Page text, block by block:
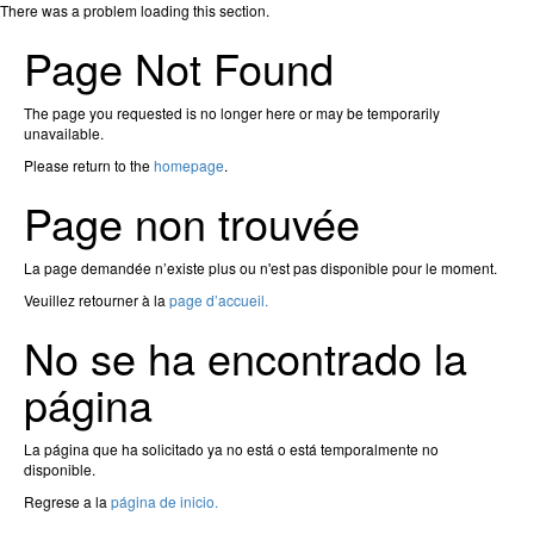
There was a problem loading this section.
Page Not Found
The page you requested is no longer here or may be temporarily
unavailable.
Please return to thehomepage.
Page non trouvée
La page demandée n’existe plus ou n'est pas disponible pour le moment.
Veuillez retourner à la page d’accueil.
No se ha encontrado la
página
La página que ha solicitado ya no está o está temporalmente no
disponible.
Regrese a la página de inicio.